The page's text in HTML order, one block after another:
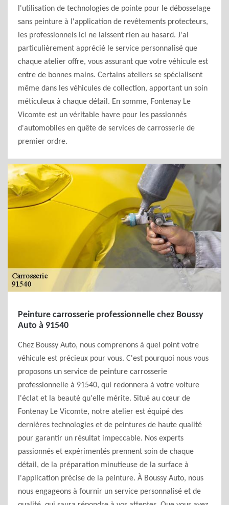
l'utilisation de technologies de pointe pour le débosselage
sans peinture à l'application de revêtements protecteurs,
les professionnels ici ne laissent rien au hasard. J'ai
particulièrement apprécié le service personnalisé que
chaque atelier offre, vous assurant que votre véhicule est
entre de bonnes mains. Certains ateliers se spécialisent
même dans les véhicules de collection, apportant un soin
méticuleux à chaque détail. En somme, Fontenay Le
Vicomte est un véritable havre pour les passionnés
d'automobiles en quête de services de carrosserie de
premier ordre.
Peinture carrosserie professionnelle chez Boussy
Auto à 91540
Chez Boussy Auto, nous comprenons à quel point votre
véhicule est précieux pour vous. C'est pourquoi nous vous
proposons un service de peinture carrosserie
professionnelle à 91540, qui redonnera à votre voiture
l'éclat et la beauté qu'elle mérite. Situé au cœur de
Fontenay Le Vicomte, notre atelier est équipé des
dernières technologies et de peintures de haute qualité
pour garantir un résultat impeccable. Nos experts
passionnés et expérimentés prennent soin de chaque
détail, de la préparation minutieuse de la surface à
l'application précise de la peinture. À Boussy Auto, nous
nous engageons à fournir un service personnalisé et de